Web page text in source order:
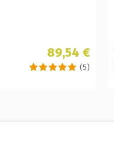
89,54 €
(5)